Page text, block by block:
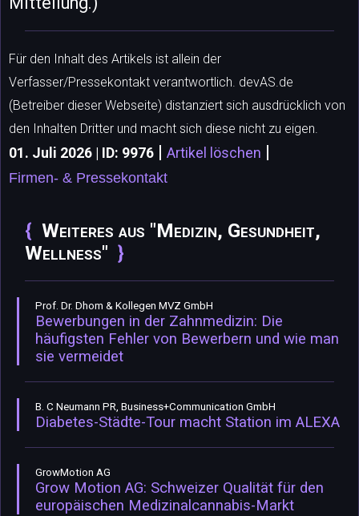
Für den Inhalt des Artikels ist allein der
Verfasser/Pressekontakt verantwortlich. devAS.de
(Betreiber dieser Webseite) distanziert sich ausdrücklich von
den Inhalten Dritter und macht sich diese nicht zu eigen.
01. Juli 2026 | ID: 9976 | Artikel löschen |
Firmen- & Pressekontakt
Weiteres aus "Medizin, Gesundheit,
Wellness"
Prof. Dr. Dhom & Kollegen MVZ GmbH
Bewerbungen in der Zahnmedizin: Die
häufigsten Fehler von Bewerbern und wie man
sie vermeidet
B. C Neumann PR, Business+Communication GmbH
Diabetes-Städte-Tour macht Station im ALEXA
GrowMotion AG
Grow Motion AG: Schweizer Qualität für den
europäischen Medizinalcannabis-Markt